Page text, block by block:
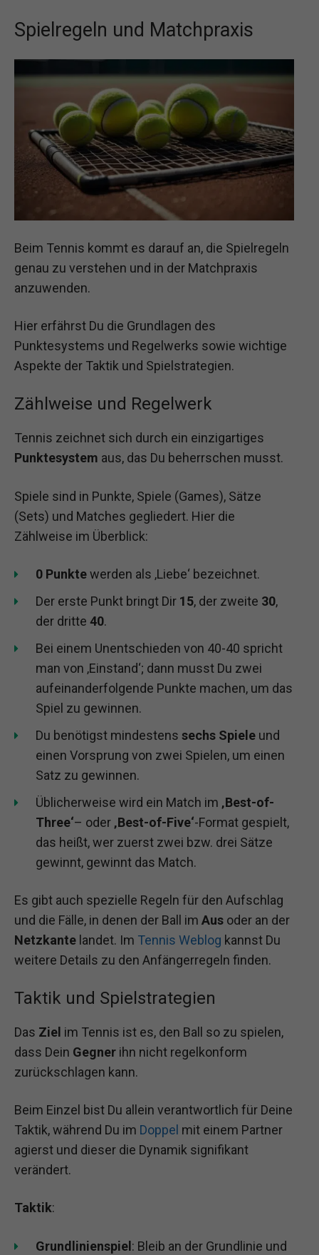
Spielregeln und Matchpraxis
Beim Tennis kommt es darauf an, die Spielregeln
genau zu verstehen und in der Matchpraxis
anzuwenden.
Hier erfährst Du die Grundlagen des
Punktesystems und Regelwerks sowie wichtige
Aspekte der Taktik und Spielstrategien.
Zählweise und Regelwerk
Tennis zeichnet sich durch ein einzigartiges
Punktesystem aus, das Du beherrschen musst.
Spiele sind in Punkte, Spiele (Games), Sätze
(Sets) und Matches gegliedert. Hier die
Zählweise im Überblick:
0 Punktewerden als ‚Liebe‘ bezeichnet.
Der erste Punkt bringt Dir 15, der zweite 30,
der dritte 40.
Bei einem Unentschieden von 40-40 spricht
man von ‚Einstand‘; dann musst Du zwei
aufeinanderfolgende Punkte machen, um das
Spiel zu gewinnen.
Du benötigst mindestens sechs Spiele und
einen Vorsprung von zwei Spielen, um einen
Satz zu gewinnen.
Üblicherweise wird ein Match im ‚Best-of-
Three‘– oder ‚Best-of-Five‘-Format gespielt,
das heißt, wer zuerst zwei bzw. drei Sätze
gewinnt, gewinnt das Match.
Es gibt auch spezielle Regeln für den Aufschlag
und die Fälle, in denen der Ball im Aus oder an der
Netzkante landet. Im Tennis Weblog kannst Du
weitere Details zu den Anfängerregeln finden.
Taktik und Spielstrategien
Das Ziel im Tennis ist es, den Ball so zu spielen,
dass Dein Gegner ihn nicht regelkonform
zurückschlagen kann.
Beim Einzel bist Du allein verantwortlich für Deine
Taktik, während Du im Doppel mit einem Partner
agierst und dieser die Dynamik signifikant
verändert.
Taktik:
Grundlinienspiel: Bleib an der Grundlinie und